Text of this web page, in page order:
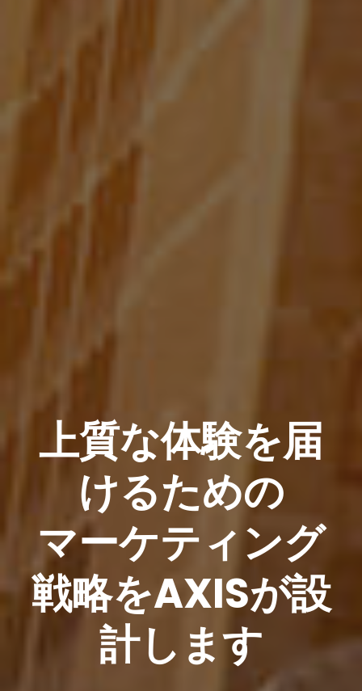
上質な体験を届
けるための
マーケティング
戦略をAXISが設
計します